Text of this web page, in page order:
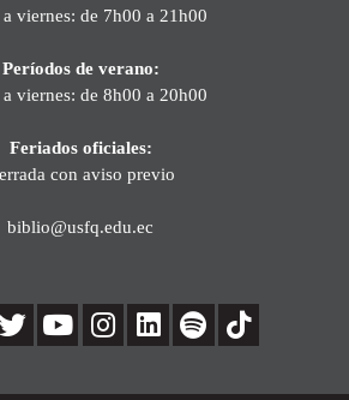
viernes: de 7h00 a 21h00
Períodos de verano:
viernes: de 8h00 a 20h00
Feriados oficiales:
con aviso previo
biblio@usfq.edu.ec